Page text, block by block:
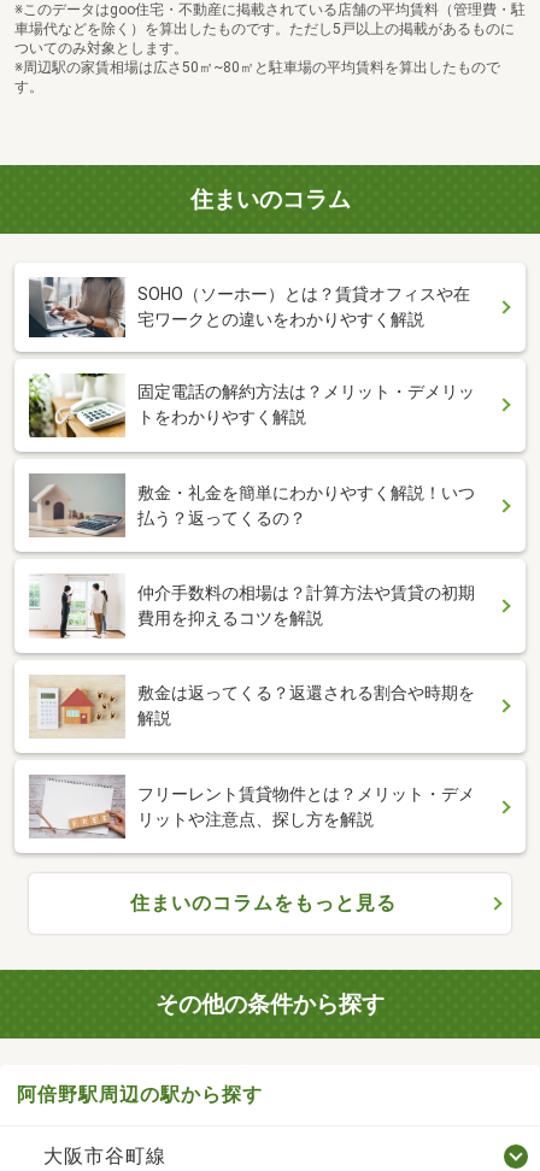
※このデータはgoo住宅・不動産に掲載されている店舗の平均賃料（管理費・駐
車場代などを除く）を算出したものです。ただし5戸以上の掲載があるものに
ついてのみ対象とします。
※周辺駅の家賃相場は広さ50㎡~80㎡と駐車場の平均賃料を算出したもので
す。
住まいのコラム
SOHO（ソーホー）とは？賃貸オフィスや在
宅ワークとの違いをわかりやすく解説
固定電話の解約方法は？メリット・デメリッ
トをわかりやすく解説
敷金・礼金を簡単にわかりやすく解説！いつ
払う？返ってくるの？
仲介手数料の相場は？計算方法や賃貸の初期
費用を抑えるコツを解説
敷金は返ってくる？返還される割合や時期を
解説
フリーレント賃貸物件とは？メリット・デメ
リットや注意点、探し方を解説
住まいのコラムをもっと見る
その他の条件から探す
阿倍野駅周辺の駅から探す
大阪市谷町線